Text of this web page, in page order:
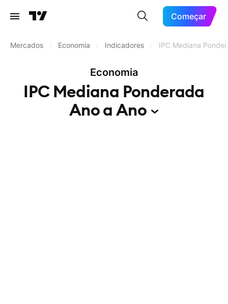
Começar
Mercados Economia Indicadores IPC Mediana
Economia
IPC Mediana Ponderada
Ano aAno